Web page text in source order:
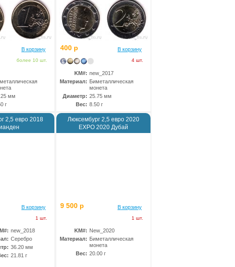
В корзину
более 10 шт.
мм
г
400 р В корзину
4 шт.
KM#: new_2017
Материал: Биметаллическая
монета
Диаметр: 25.75 мм
Вес: 8.50 г
2,5 евро 2018
В корзину
1 шт.
new_2018
Серебро
36.20 мм
21.81 г
Люксембург 2,5 евро 2020
EXPO 2020 Дубай
9 500 р В корзину
1 шт.
KM#: New_2020
Материал: Биметаллическая
монета
Вес: 20.00 г